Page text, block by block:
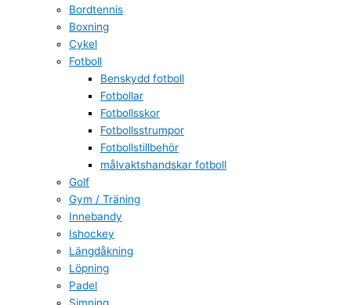
Bordtennis
Boxning
Cykel
Fotboll
Benskydd fotboll
Fotbollar
Fotbollsskor
Fotbollsstrumpor
Fotbollstillbehör
målvaktshandskar fotboll
Golf
Gym / Träning
Innebandy
Ishockey
Längdåkning
Löpning
Padel